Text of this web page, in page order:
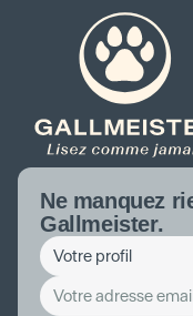
Ne manquez
Gallmeister.